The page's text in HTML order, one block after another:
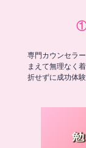
専門カウンセラ
まえて無理なく
折せずに成功体